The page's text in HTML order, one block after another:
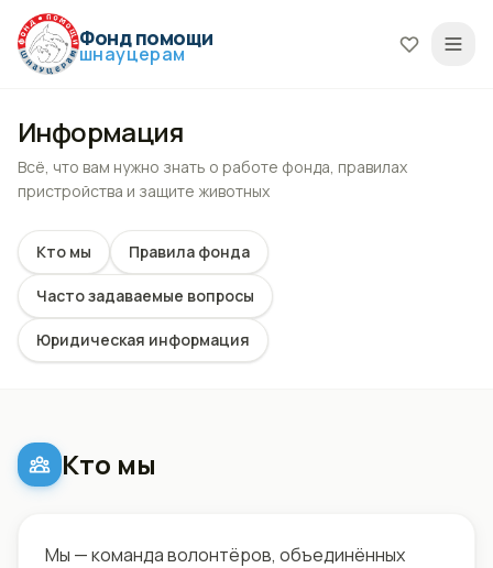
Фонд помощи
шнауцерам
Информация
Всё, что вам нужно знать о работе фонда, правилах
пристройства и защите животных
Кто мы Правила фонда
Часто задаваемые вопросы
Юридическая информация
Кто мы
Мы — команда волонтёров, объединённых